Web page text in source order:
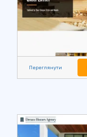
Переглянути